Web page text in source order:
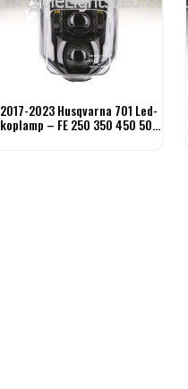
2017-2023 Husqvarna 701 Led-
koplamp – FE 250 350 450 501